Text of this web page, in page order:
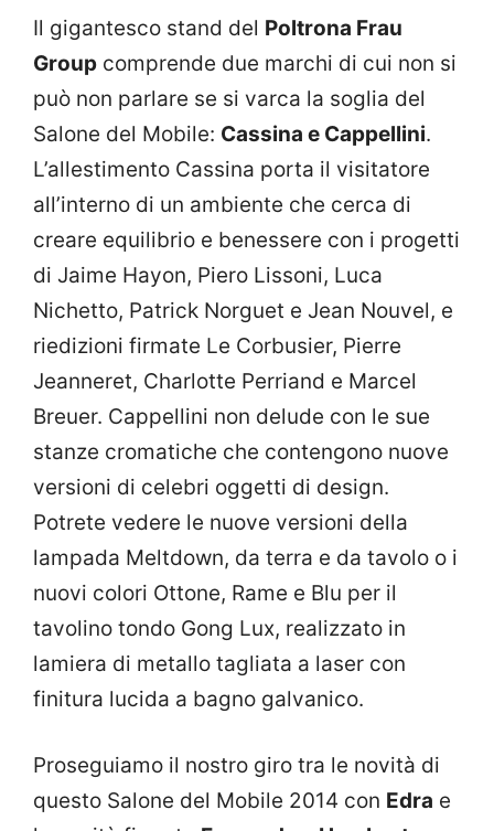
Il gigantesco stand del Poltrona Frau
Group comprende due marchi di cui non si
può non parlare se si varca la soglia del
Salone del Mobile: Cassina e Cappellini.
L’allestimento Cassina porta il visitatore
all’interno di un ambiente che cerca di
creare equilibrio e benessere con i progetti
di Jaime Hayon, Piero Lissoni, Luca
Nichetto, Patrick Norguet e Jean Nouvel, e
riedizioni firmate Le Corbusier, Pierre
Jeanneret, Charlotte Perriand e Marcel
Breuer. Cappellini non delude con le sue
stanze cromatiche che contengono nuove
versioni di celebri oggetti di design.
Potrete vedere le nuove versioni della
lampada Meltdown, da terra e da tavolo o i
nuovi colori Ottone, Rame e Blu per il
tavolino tondo Gong Lux, realizzato in
lamiera di metallo tagliata a laser con
finitura lucida a bagno galvanico.
Proseguiamo il nostro giro tra le novità di
questo Salone del Mobile 2014 con Edra e